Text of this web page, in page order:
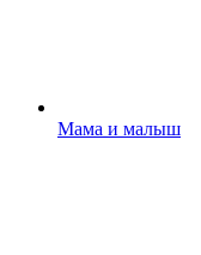
Мама и малыш